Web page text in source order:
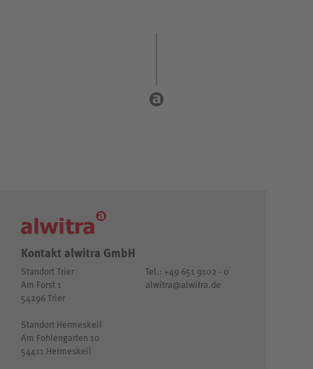
Kontakt alwitra GmbH
Standort Trier
Am Forst 1
54296 Trier
Standort Hermeskeil
Am Fohlengarten 10
54411 Hermeskeil
Tel.: +49 651 9102 - 0
alwitra@alwitra.de